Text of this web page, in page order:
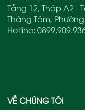
Tầng 12, Tháp A2 -
Tháng Tám,
Hotline:
VỀ CHÚNG TÔI